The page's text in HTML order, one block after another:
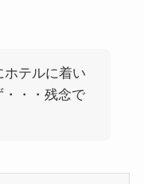
ホテルに着い
・・・残念で